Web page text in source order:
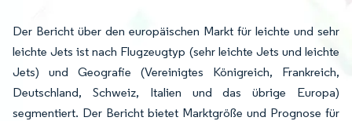
Der Bericht über den europäischen Markt für leichte und sehr
leichte Jets ist nach Flugzeugtyp (sehr leichte Jets und leichte
Jets) und Geografie (Vereinigtes Königreich, Frankreich,
Deutschland, Schweiz, Italien und das übrige Europa)
segmentiert. Der Bericht bietet Marktgröße und Prognose für